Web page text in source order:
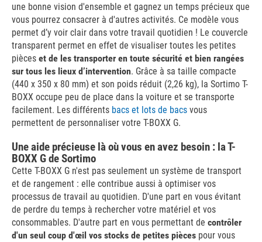
une bonne vision d'ensemble et gagnez un temps précieux que
vous pourrez consacrer à d'autres activités. Ce modèle vous
permet d’y voir clair dans votre travail quotidien ! Le couvercle
transparent permet en effet de visualiser toutes les petites
pièces et de les transporter en toute sécurité et bien rangées
sur tous les lieux d’intervention. Grâce à sa taille compacte
(440 x 350 x 80 mm) et son poids réduit (2,26 kg), la Sortimo T-
BOXX occupe peu de place dans la voiture et se transporte
facilement. Les différents bacs et lots de bacs vous
permettent de personnaliser votre T-BOXX G.
Une aide précieuse là où vous en avez besoin : la T-
BOXX G de Sortimo
Cette T-BOXX G n'est pas seulement un système de transport
et de rangement : elle contribue aussi à optimiser vos
processus de travail au quotidien. D'une part en vous évitant
de perdre du temps à rechercher votre matériel et vos
consommables. D'autre part en vous permettant de contrôler
d'un seul coup d'œil vos stocks de petites pièces pour vous